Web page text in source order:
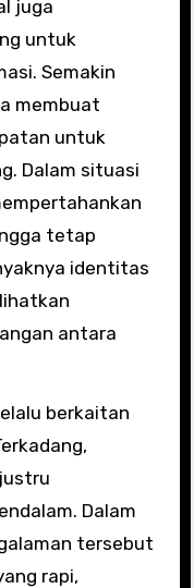
juga
untuk
Semakin
membuat
untuk
Dalam situasi
tetap
identitas
antara
berkaitan
Dalam
tersebut
rapi,